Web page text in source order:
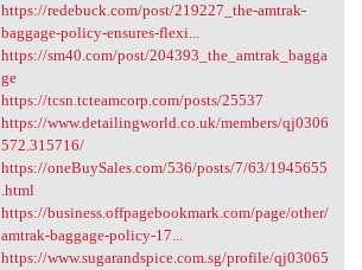
https://redebuck.com/post/219227_the-amtrak-
baggage-policy-ensures-flexi...
https://sm40.com/post/204393_the_amtrak_bagga
ge
https://tcsn.tcteamcorp.com/posts/25537
https://www.detailingworld.co.uk/members/qj0306
572.315716/
https://oneBuySales.com/536/posts/7/63/1945655
.html
https://business.offpagebookmark.com/page/other/
amtrak-baggage-policy-17...
https://www.sugarandspice.com.sg/profile/qj03065